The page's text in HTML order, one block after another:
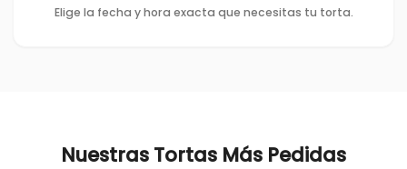
Elige la fecha y hora exacta que necesitas tu torta.
Nuestras Tortas Más Pedidas